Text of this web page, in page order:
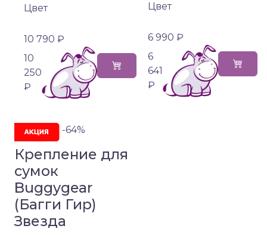
Цвет
10 790 ₽
10
250
₽
Цвет
6 990 ₽
6
641
₽
-64%
Крепление для
сумок
Buggygear
(Багги Гир)
Звезда